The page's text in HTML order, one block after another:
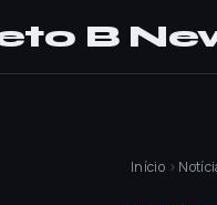
B
Início ›